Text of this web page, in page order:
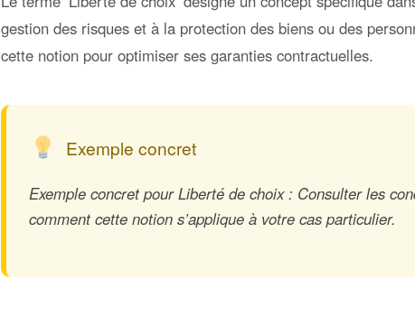
gestion des risques et à la protection des biens ou des
cette notion pour optimiser ses garanties contractuelles.
Exemple concret
Exemple concret pour Liberté de choix : Consulter les
comment cette notion s’applique à votre cas particulier.